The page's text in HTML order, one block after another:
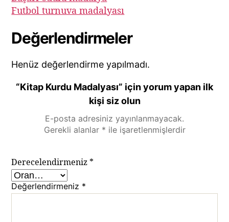
Futbol turnuva madalyası
Değerlendirmeler
Henüz değerlendirme yapılmadı.
“Kitap Kurdu Madalyası” için yorum yapan ilk
kişi siz olun
E-posta adresiniz yayınlanmayacak.
Gerekli alanlar * ile işaretlenmişlerdir
Derecelendirmeniz *
Değerlendirmeniz *